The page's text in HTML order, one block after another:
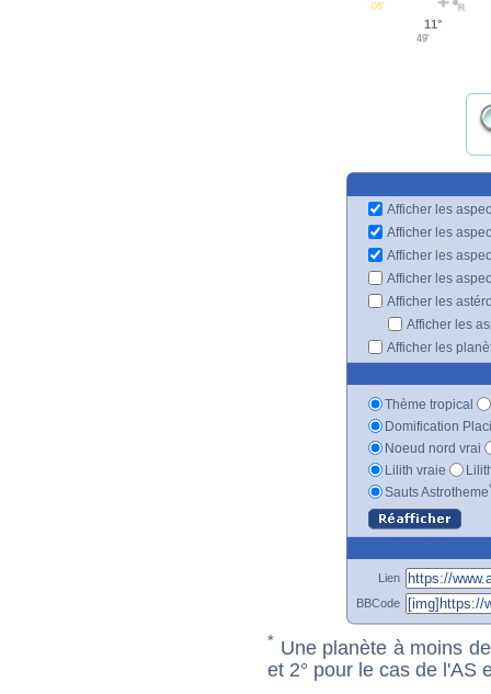
05'
11°
49'
Afficher les
Afficher les
Afficher les
Afficher les
Afficher les
Afficher les
Afficher les
Thème tropical
Domification
Noeud nord vrai
Lilith vraie
Sauts Astrotheme
Lien
BBCode
* Une planète à moins
et 2° pour le cas de l'AS